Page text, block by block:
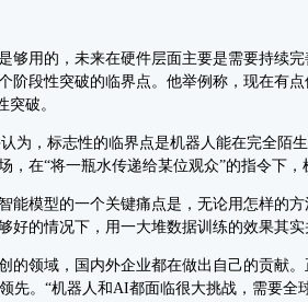
用的，未来在硬件层面主要是需要持续完
段性突破的临界点。他举例称，现在有
破。
，标志性的临界点是机器人能在完全陌
在“将一瓶水传递给某位观众”的指令下，
模型的一个关键痛点是，无论用怎样的方
的情况下，用一大堆数据训练的效果其实
领域，国内外企业都在做出自己的贡献。
。“机器人和AI都面临很大挑战，需要全